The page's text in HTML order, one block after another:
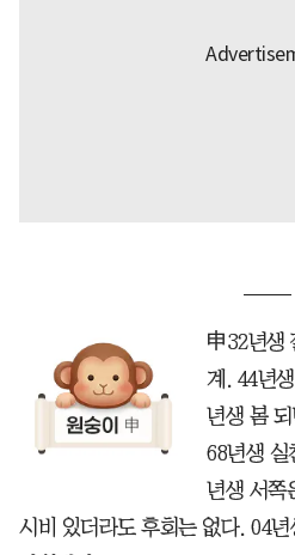
申32년생
계. 44년
년생 봄
68년생 실
년생 서쪽
시비 있더라도 후회는 없다. 04